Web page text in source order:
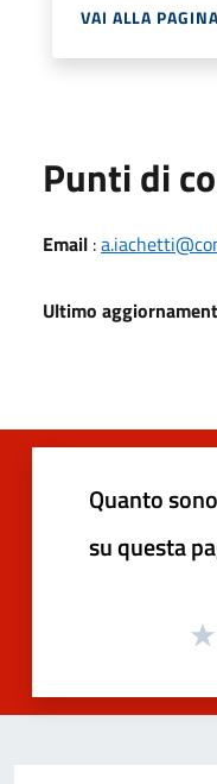
VAI ALLA PAGINA
Punti di
Email :
Ultimo
Quanto
su questa